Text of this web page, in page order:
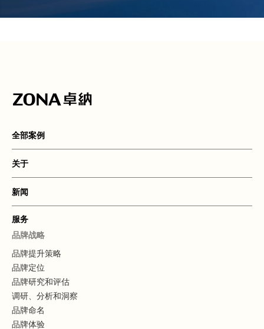
全部案例
关于
新闻
服务
品牌战略
品牌提升策略
品牌定位
品牌研究和评估
调研、分析和洞察
品牌命名
品牌体验